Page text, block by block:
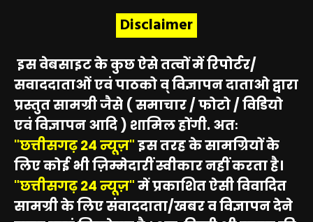
Disclaimer
इस वेबसाइट के कुछ ऐसे तत्वों में रिपोर्टर/
सवाददाताओं एवं पाठको व् विज्ञापन दाताओ द्वारा
प्रस्तुत सामग्री जैसे ( समाचार / फोटो / विडियो
एवं विज्ञापन आदि ) शामिल होंगी. अतः
"छत्तीसगढ़ 24 न्यूज़"इस तरह के सामग्रियों के
लिए कोई भी ज़िम्मेदारीं स्वीकार नहीं करता है।
"छत्तीसगढ़ 24 न्यूज़"में प्रकाशित ऐसी विवादित
सामग्री के लिए संवाददाता/खबर व विज्ञापन देने